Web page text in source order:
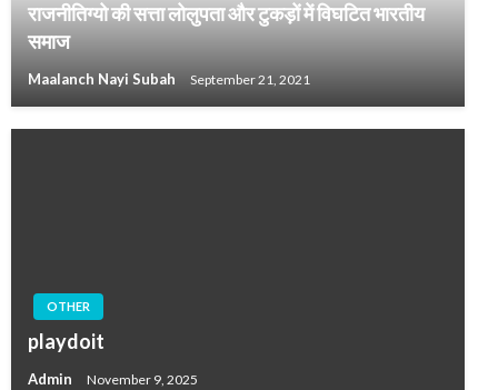
राजनीतिग्यो की सत्ता लोलुपता और टुकड़ों में विघटित भारतीय
समाज
Maalanch Nayi Subah September 21, 2021
OTHER
playdoit
Admin November 9, 2025